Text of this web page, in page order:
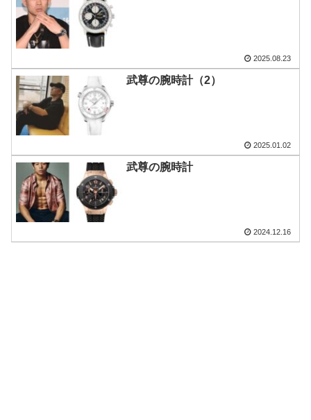
2025.08.23
武尊の腕時計（2）
2025.01.02
武尊の腕時計
2024.12.16